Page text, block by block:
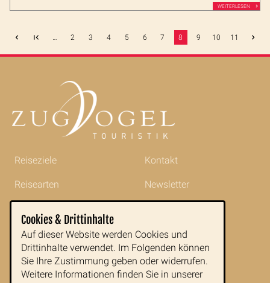
WEITERLESEN
… 2 3 4 5 6 7 8 9 10 11
Reiseziele
Reisearten
Indochina im Portrait
Blog
Kontakt
Newsletter
AGB
Datenschutz
Cookies & Drittinhalte
Auf dieser Website werden Cookies und
Drittinhalte verwendet. Im Folgenden können
Sie Ihre Zustimmung geben oder widerrufen.
Weitere Informationen finden Sie in unserer